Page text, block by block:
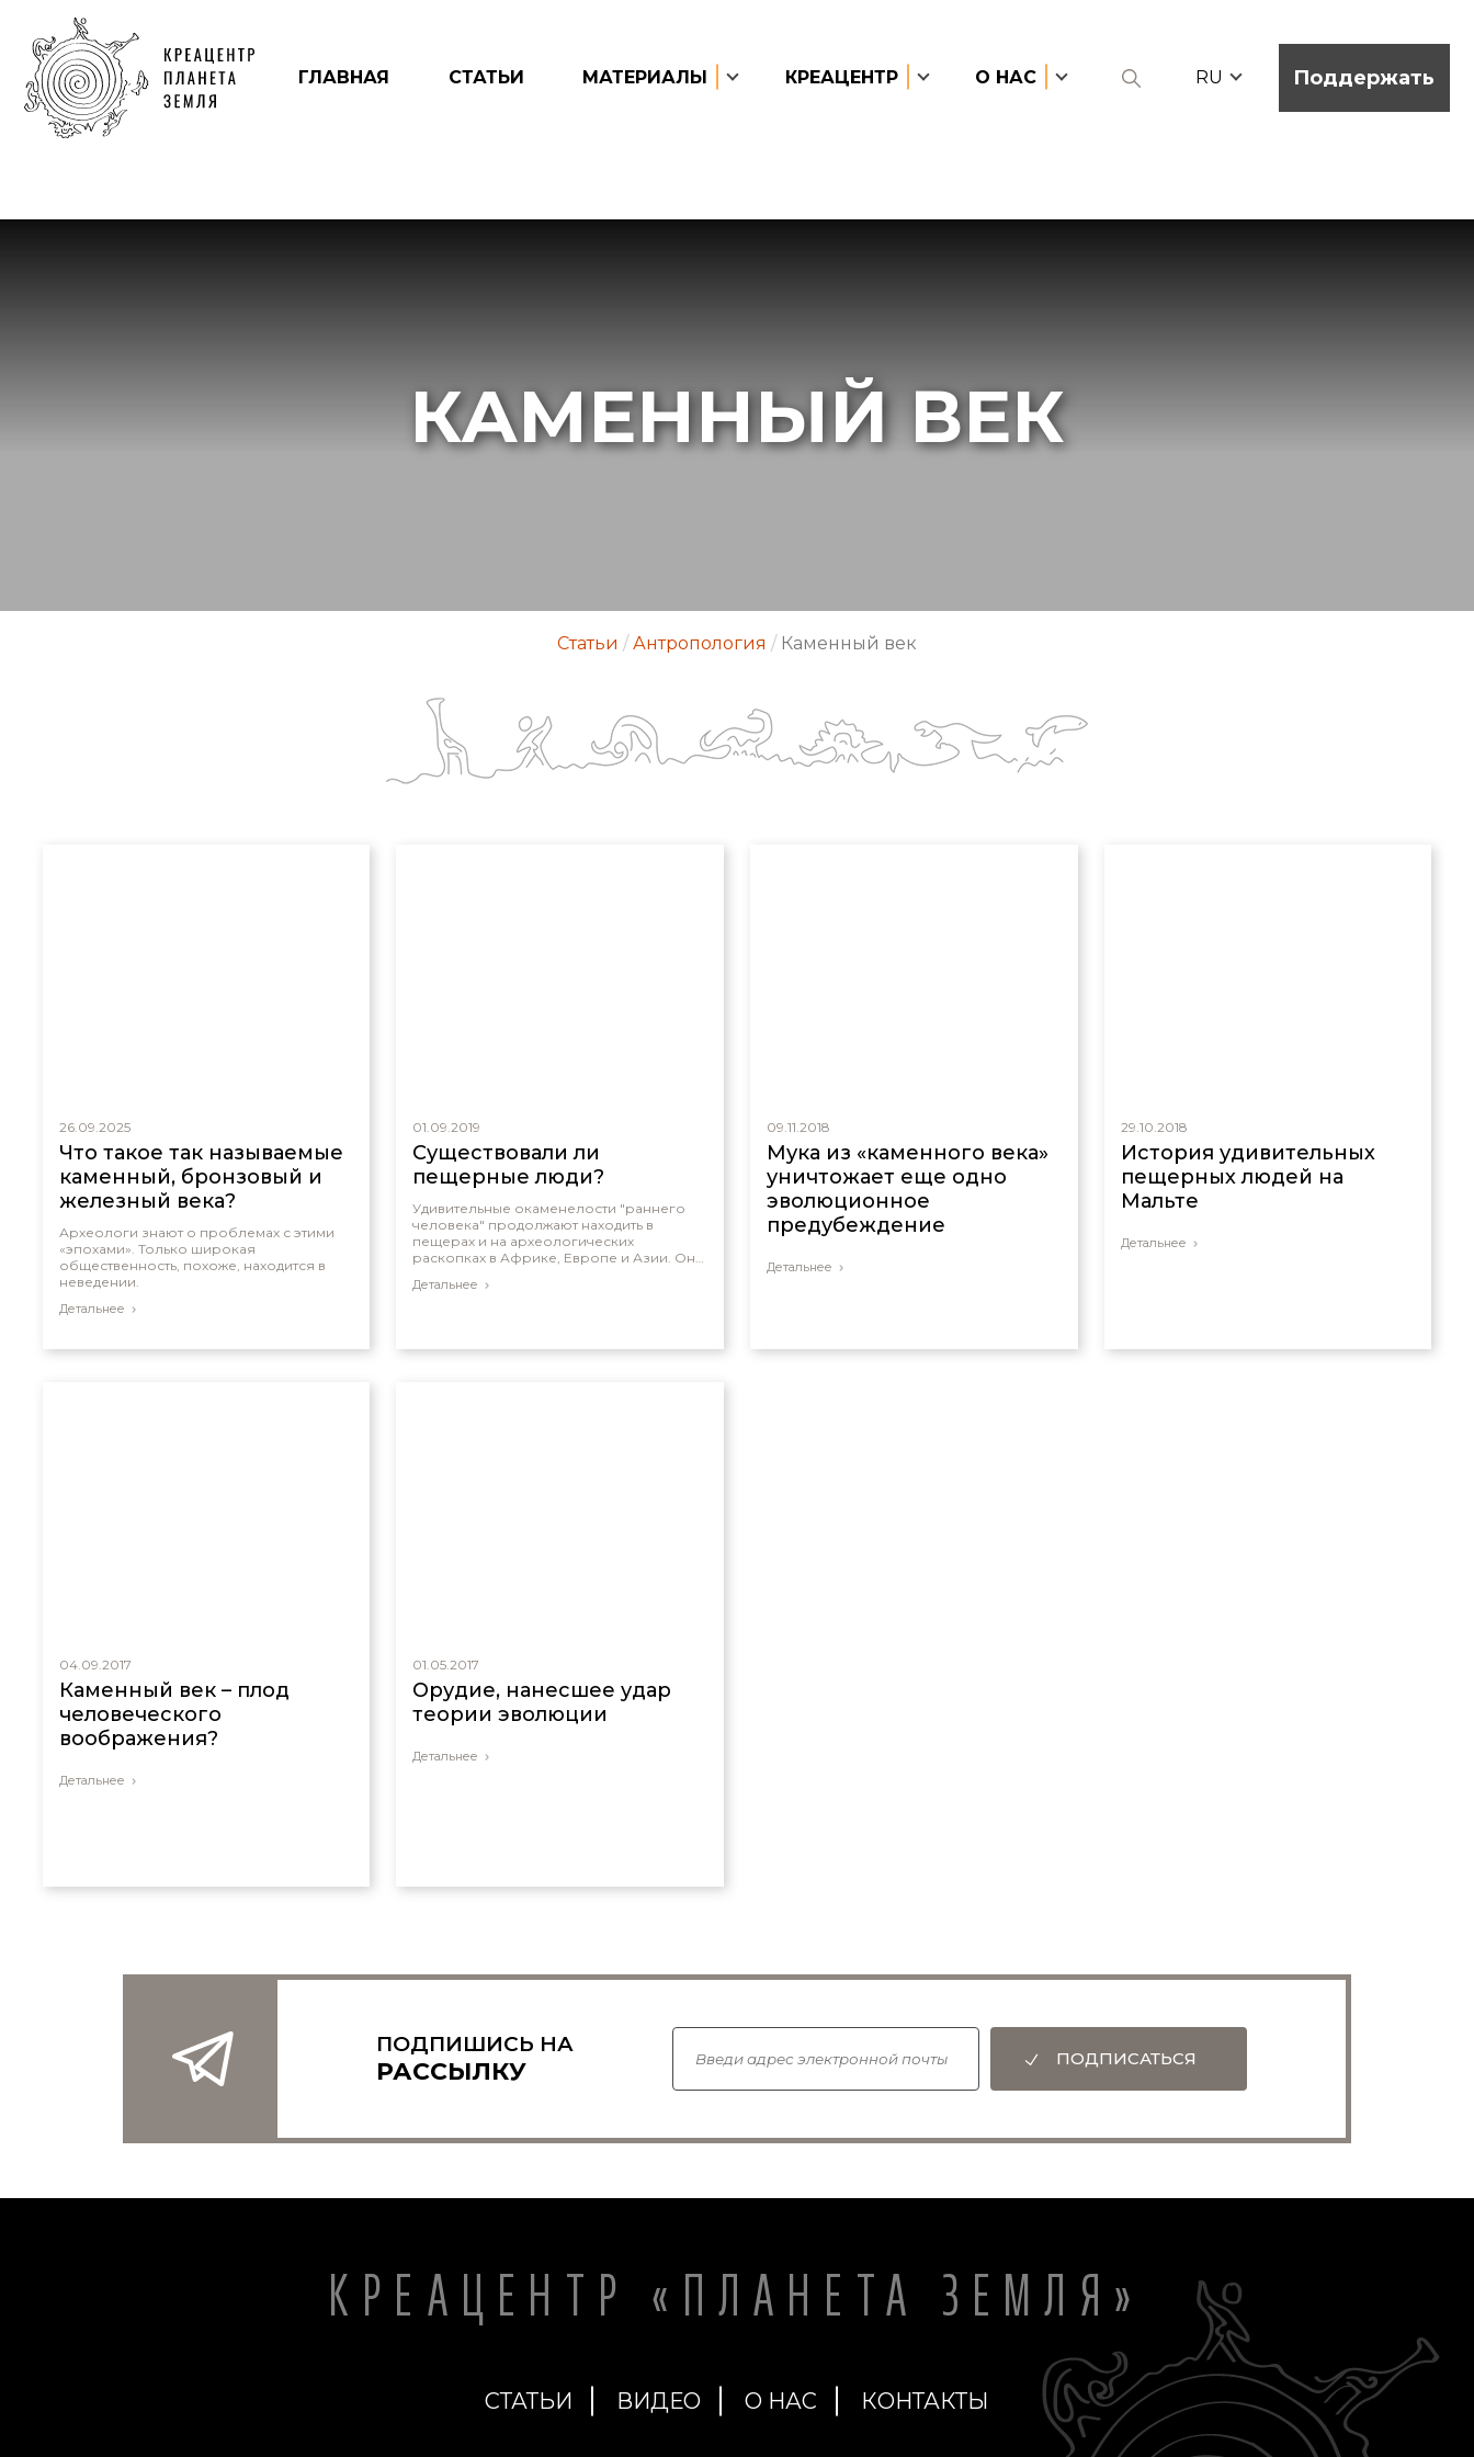
ГЛАВНАЯ СТАТЬИ МАТЕРИАЛЫ КРЕАЦЕНТР О НАС RU Поддержать
КАМЕННЫЙ ВЕК
Статьи / Антропология / Каменный век
26.09.2025
Что такое так называемые
каменный, бронзовый и
железный века?
Археологи знают о проблемах с этими
«эпохами». Только широкая
общественность, похоже, находится в
неведении.
Детальнее
01.09.2019
Существовали ли
пещерные люди?
Удивительные окаменелости "раннего
человека" продолжают находить в
пещерах и на археологических
раскопках в Африке, Европе и Азии. Они
отличаются. Что мы должны делать с ними
Детальнее
09.11.2018
Мука из «каменного века»
уничтожает еще одно
эволюционное
предубеждение
Детальнее
29.10.2018
История удивительных
пещерных людей на
Мальте
Детальнее
04.09.2017
Каменный век – плод
человеческого
воображения?
Детальнее
01.05.2017
Орудие, нанесшее удар
теории эволюции
Детальнее
ПОДПИШИСЬ НА
РАССЫЛКУ ПОДПИСАТЬСЯ
КРЕАЦЕНТР «ПЛАНЕТА ЗЕМЛЯ»
СТАТЬИ ВИДЕО О НАС КОНТАКТЫ